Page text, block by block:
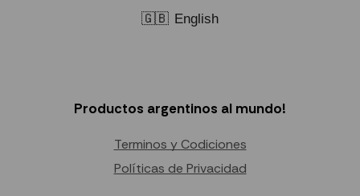
🇬🇧 English
Productos argentinos al mundo!
Terminos y Codiciones
Políticas de Privacidad